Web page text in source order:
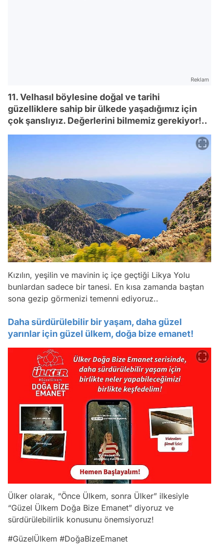
Reklam
11. Velhasıl böylesine doğal ve tarihi
güzelliklere sahip bir ülkede yaşadığımız için
çok şanslıyız. Değerlerini bilmemiz gerekiyor!..
Kızılın, yeşilin ve mavinin iç içe geçtiği Likya Yolu
bunlardan sadece bir tanesi. En kısa zamanda baştan
sona gezip görmenizi temenni ediyoruz..
Daha sürdürülebilir bir yaşam, daha güzel
yarınlar için güzel ülkem, doğa bize emanet!
Ülker olarak, “Önce Ülkem, sonra Ülker” ilkesiyle
“Güzel Ülkem Doğa Bize Emanet” diyoruz ve
sürdürülebilirlik konusunu önemsiyoruz!
#GüzelÜlkem #DoğaBizeEmanet